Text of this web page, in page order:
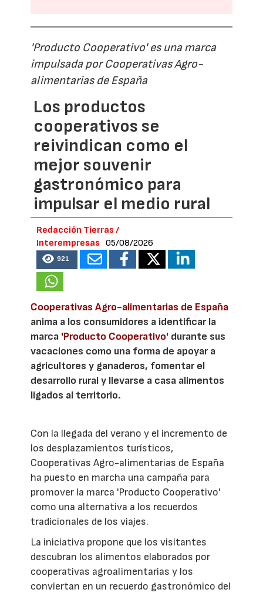
'Producto Cooperativo' es una marca
impulsada por Cooperativas Agro-
alimentarias de España
Los productos
cooperativos se
reivindican como el
mejor souvenir
gastronómico para
impulsar el medio rural
Redacción Tierras /
Interempresas
05/08/2026
921
Cooperativas Agro-alimentarias de España
anima a los consumidores a identificar la
marca 'Producto Cooperativo' durante sus
vacaciones como una forma de apoyar a
agricultores y ganaderos, fomentar el
desarrollo rural y llevarse a casa alimentos
ligados al territorio.
Con la llegada del verano y el incremento de
los desplazamientos turísticos,
Cooperativas Agro-alimentarias de España
ha puesto en marcha una campaña para
promover la marca 'Producto Cooperativo'
como una alternativa a los recuerdos
tradicionales de los viajes.
La iniciativa propone que los visitantes
descubran los alimentos elaborados por
cooperativas agroalimentarias y los
conviertan en un recuerdo gastronómico del